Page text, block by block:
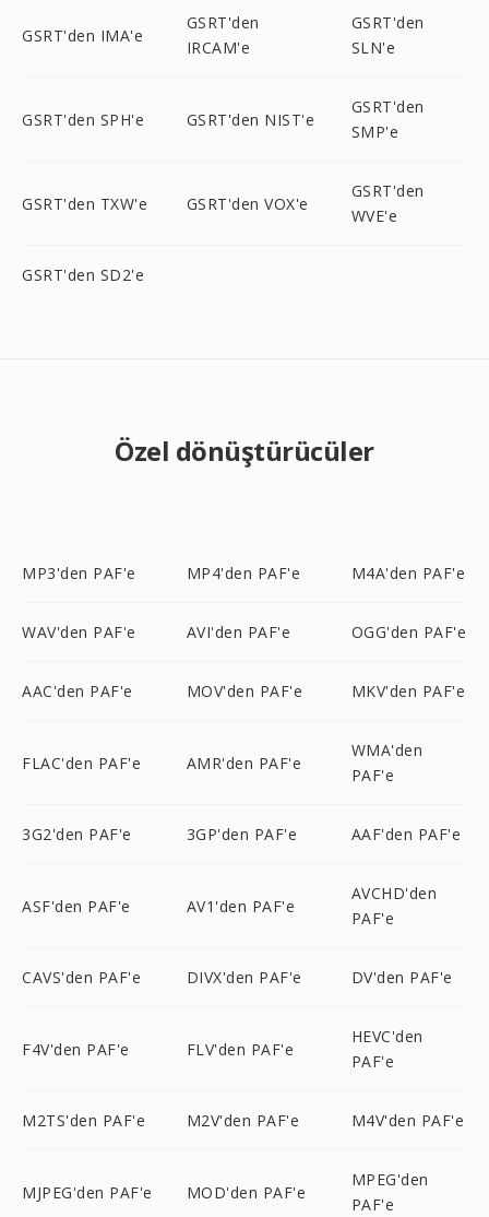
GSRT'den IMA'e
GSRT'den
IRCAM'e
GSRT'den
SLN'e
GSRT'den SPH'e GSRT'den NIST'e
GSRT'den
SMP'e
GSRT'den TXW'e GSRT'den VOX'e
GSRT'den
WVE'e
GSRT'den SD2'e
Özel dönüştürücüler
MP3'den PAF'e MP4'den PAF'e M4A'den PAF'e
WAV'den PAF'e AVI'den PAF'e OGG'den PAF'e
AAC'den PAF'e MOV'den PAF'e MKV'den PAF'e
FLAC'den PAF'e AMR'den PAF'e
WMA'den
PAF'e
3G2'den PAF'e 3GP'den PAF'e AAF'den PAF'e
ASF'den PAF'e AV1'den PAF'e
AVCHD'den
PAF'e
CAVS'den PAF'e DIVX'den PAF'e DV'den PAF'e
F4V'den PAF'e FLV'den PAF'e
HEVC'den
PAF'e
M2TS'den PAF'e M2V'den PAF'e M4V'den PAF'e
MJPEG'den PAF'e MOD'den PAF'e
MPEG'den
PAF'e